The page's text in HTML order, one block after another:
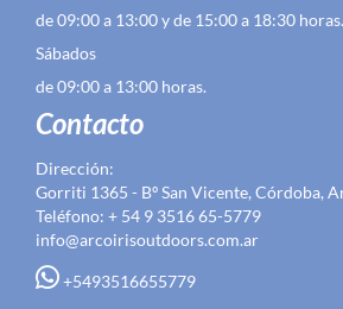
de 09:00 a 13:00 y de 15:00 a 18:30 horas.
Sábados
de 09:00 a 13:00 horas.
Contacto
Dirección:
Gorriti 1365 - Bº San Vicente, Córdoba,
Teléfono: + 54 9 3516 65-5779
info@arcoirisoutdoors.com.ar
+5493516655779